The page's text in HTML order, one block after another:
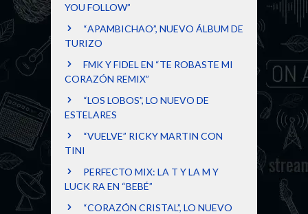
YOU FOLLOW”
“APAMBICHAO”, NUEVO ÁLBUM DE
TURIZO
FMK Y FIDEL EN “TE ROBASTE MI
CORAZÓN REMIX”
“LOS LOBOS”, LO NUEVO DE
ESTELARES
“VUELVE” RICKY MARTIN CON
TINI
PERFECTO MIX: LA T Y LA M Y
LUCK RA EN “BEBÉ”
“CORAZÓN CRISTAL”, LO NUEVO